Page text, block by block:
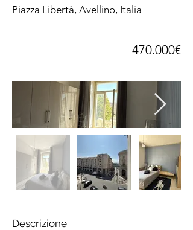
Piazza Libertà, Avellino, Italia
470.000€
Descrizione